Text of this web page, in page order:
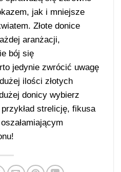
jak i mniejsze
Złote donice
aranżacji,
bój się
jedynie zwrócić uwagę
ilości złotych
donicy wybierz
strelicję, fikusa